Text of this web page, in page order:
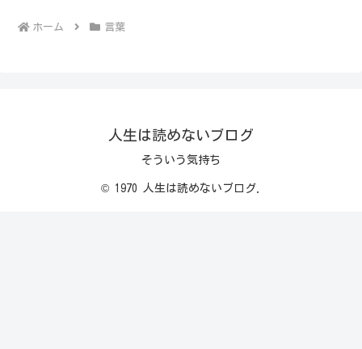
ホーム 言葉
人生は読めないブログ
そういう気持ち
© 1970 人生は読めないブログ.